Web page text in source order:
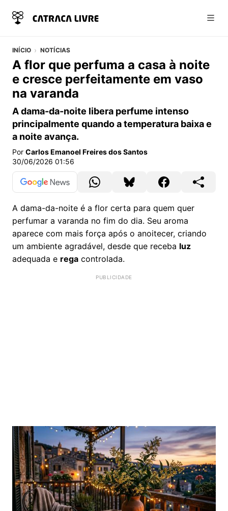
INÍCIO NOTÍCIAS
A flor que perfuma a casa à noite
e cresce perfeitamente em vaso
na varanda
A dama-da-noite libera perfume intenso
principalmente quando a temperatura baixa e
a noite avança.
Por Carlos Emanoel Freires dos Santos
30/06/2026 01:56
A dama-da-noite é a flor certa para quem quer
perfumar a varanda no fim do dia. Seu aroma
aparece com mais força após o anoitecer, criando
um ambiente agradável, desde que receba luz
adequada e rega controlada.